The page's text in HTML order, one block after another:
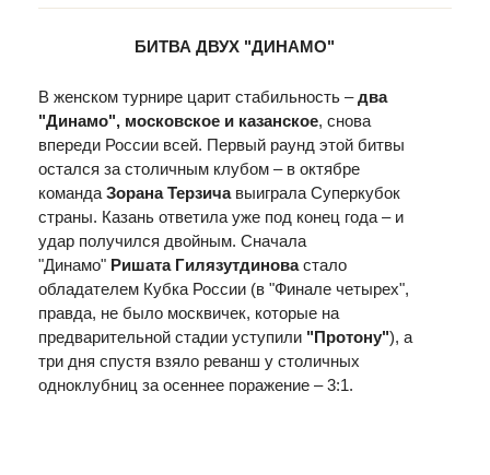
БИТВА ДВУХ "ДИНАМО"
В женском турнире царит стабильность –два
"Динамо", московское и казанское, снова
впереди России всей. Первый раунд этой битвы
остался за столичным клубом – в октябре
команда Зорана Терзичавыиграла Суперкубок
страны. Казань ответила уже под конец года – и
удар получился двойным. Сначала
"Динамо" Ришата Гилязутдиновастало
обладателем Кубка России (в "Финале четырех",
правда, не было москвичек, которые на
предварительной стадии уступили "Протону"), а
три дня спустя взяло реванш у столичных
одноклубниц за осеннее поражение – 3:1.